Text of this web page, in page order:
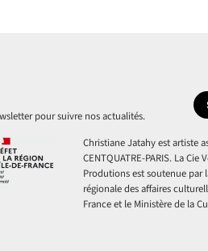
pour suivre nos actualités.
Christiane Jatahy est artiste
CENTQUATRE-PARIS. La Cie
Produtions est soutenue par
régionale des affaires
France et le Ministère de la